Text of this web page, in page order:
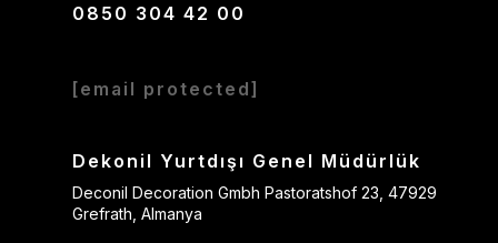
0850 304 42 00
[email protected]
Dekonil Yurtdışı Genel Müdürlük
Deconil Decoration Gmbh Pastoratshof 23, 47929
Grefrath, Almanya